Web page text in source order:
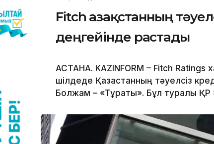
Fitch Қазақстанның
деңгейінде растады
АСТАНА. KAZINFORM – Fitch Ratings
шілдеде Қазақстанның тәуелсіз
Болжам – «Тұрақты». Бұл туралы